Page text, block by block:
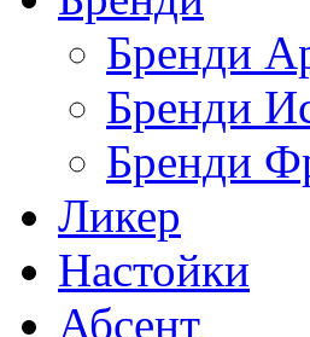
Бренди
Бренди
Бренди
Ликер
Настойки
Абсент